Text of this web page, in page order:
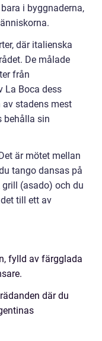
i byggnaderna,
där italienska
De målade
från
La Boca dess
av stadens mest
behålla sin
är mötet mellan
tango dansas på
(asado) och du
till ett av
fylld av färgglada
där du